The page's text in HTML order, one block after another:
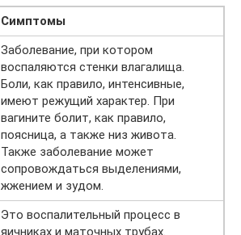
Симптомы
Заболевание, при котором
воспаляются стенки влагалища.
Боли, как правило, интенсивные,
имеют режущий характер. При
вагините болит, как правило,
поясница, а также низ живота.
Также заболевание может
сопровождаться выделениями,
жжением и зудом.
Это воспалительный процесс в
яичниках и маточных трубах.